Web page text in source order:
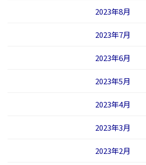
2023年8月
2023年7月
2023年6月
2023年5月
2023年4月
2023年3月
2023年2月